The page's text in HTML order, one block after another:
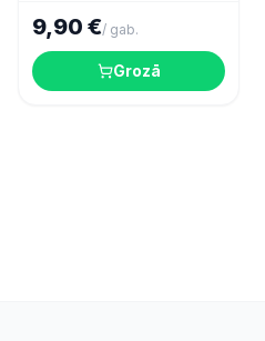
9,90 €/ gab.
Grozā